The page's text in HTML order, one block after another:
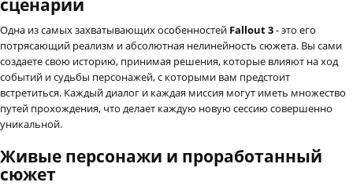
сценарии
Одна из самых захватывающих особенностей Fallout 3- это его
потрясающий реализм и абсолютная нелинейность сюжета. Вы сами
создаете свою историю, принимая решения, которые влияют на ход
событий и судьбы персонажей, с которыми вам предстоит
встретиться. Каждый диалог и каждая миссия могут иметь множество
путей прохождения, что делает каждую новую сессию совершенно
уникальной.
Живые персонажи и проработанный
сюжет